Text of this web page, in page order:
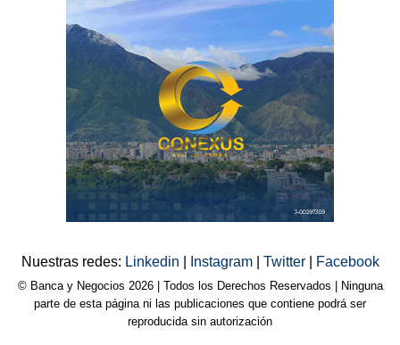
Nuestras redes: Linkedin Instagram Twitter Facebook
© Banca y Negocios 2026 | Todos los Derechos Reservados | Ninguna
parte de esta página ni las publicaciones que contiene podrá ser
reproducida sin autorización